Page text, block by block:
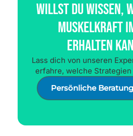
Willst Du Wissen,
Muskelkraft
Erhalten
Lass dich von unseren
erfahre, welche
Persönliche